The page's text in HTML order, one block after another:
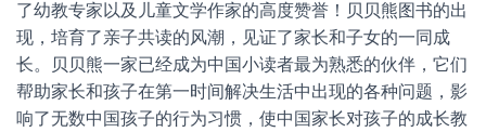
了幼教专家以及儿童文学作家的高度赞誉！贝贝熊图书的出
现，培育了亲子共读的风潮，见证了家长和子女的一同成
长。贝贝熊一家已经成为中国小读者最为熟悉的伙伴，它们
帮助家长和孩子在第一时间解决生活中出现的各种问题，影
响了无数中国孩子的行为习惯，使中国家长对孩子的成长教